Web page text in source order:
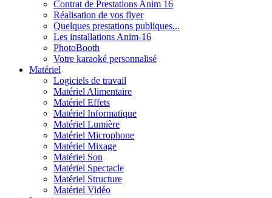
Contrat de Prestations Anim 16
Réalisation de vos flyer
Quelques prestations publiques...
Les installations Anim-16
PhotoBooth
Votre karaoké personnalisé
Matériel
Logiciels de travail
Matériel Alimentaire
Matériel Effets
Matériel Informatique
Matériel Lumière
Matériel Microphone
Matériel Mixage
Matériel Son
Matériel Spectacle
Matériel Structure
Matériel Vidéo